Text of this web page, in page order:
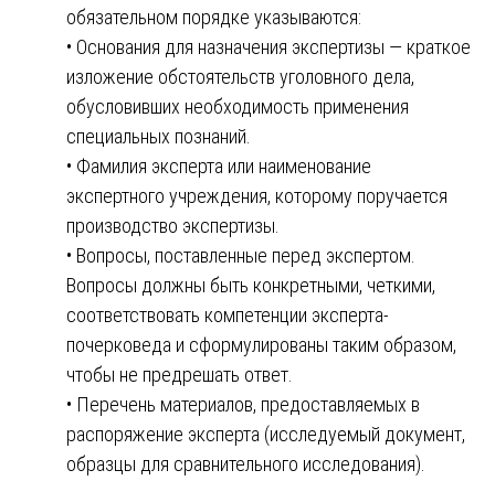
обязательном порядке указываются:
• Основания для назначения экспертизы — краткое
изложение обстоятельств уголовного дела,
обусловивших необходимость применения
специальных познаний.
• Фамилия эксперта или наименование
экспертного учреждения, которому поручается
производство экспертизы.
• Вопросы, поставленные перед экспертом.
Вопросы должны быть конкретными, четкими,
соответствовать компетенции эксперта-
почерковеда и сформулированы таким образом,
чтобы не предрешать ответ.
• Перечень материалов, предоставляемых в
распоряжение эксперта (исследуемый документ,
образцы для сравнительного исследования).